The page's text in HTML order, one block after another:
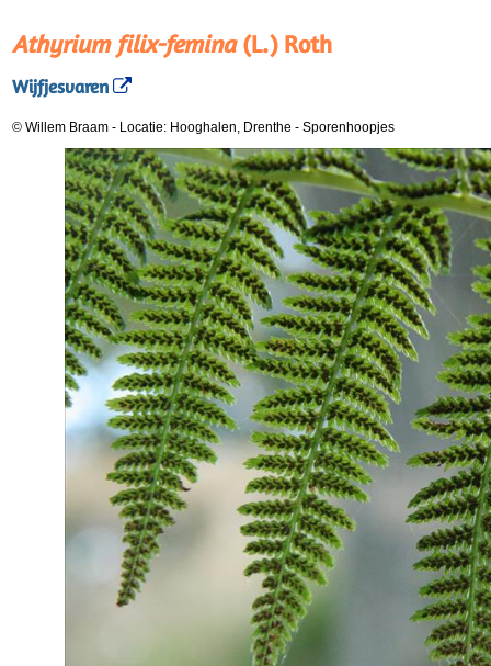
Athyrium filix-femina(L.) Roth
Wijfjesvaren
© Willem Braam - Locatie: Hooghalen, Drenthe - Sporenhoopjes